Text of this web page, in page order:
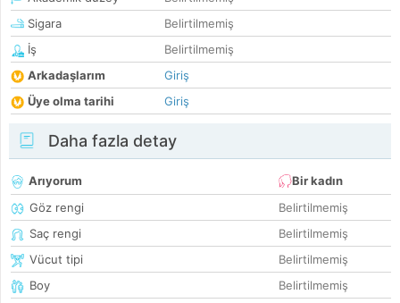
Sigara
Belirtilmemiş
İş
Belirtilmemiş
Arkadaşlarım
Giriş
Üye olma tarihi
Giriş
Daha fazla detay
Arıyorum
Bir kadın
Göz rengi
Belirtilmemiş
Saç rengi
Belirtilmemiş
Vücut tipi
Belirtilmemiş
Boy
Belirtilmemiş